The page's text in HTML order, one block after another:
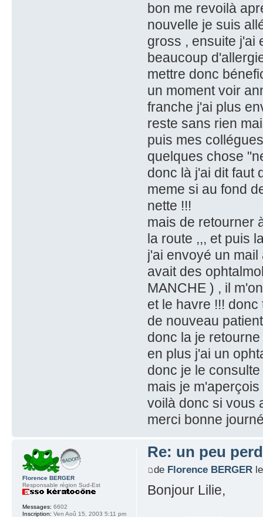
bon me revoilà
nouvelle je suis
gross , ensuite j'ai
beaucoup
mettre donc
un moment voir
franche j'ai plus
reste sans rien
puis mes
quelques chose
donc là j'ai dit faut
meme si au fond
nette !!!
mais de retourner
la route ,,, et puis
j'ai envoyé un
avait des
MANCHE ) , il
et le havre !!!
de nouveau
donc la je
en plus j'ai un
donc je le
mais je
voilà donc si vous
merci bonne
Re: un peu
de Florence BERGERle
Bonjour Lilie,
Florence BERGER
Responsable région Sud-Est
Messages: 6602
Inscription: Ven Aoû 15, 2003 5:11 pm